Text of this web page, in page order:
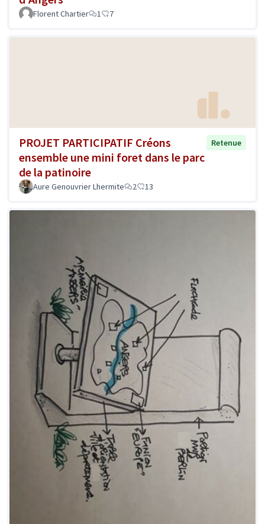
Florent Chartier 1 7
PROJET PARTICIPATIF Créons
ensemble une mini foret dans le parc
de la patinoire
Retenue
Aure Genouvrier Lhermite 2 13